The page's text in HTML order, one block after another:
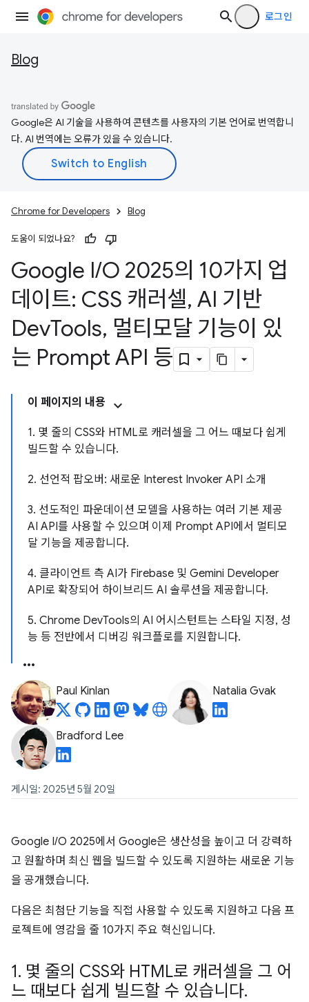
로그인
Blog
Google은 AI 기술을 사용하여 콘텐츠를 사용자의 기본 언어로 번역합니
다. AI 번역에는 오류가 있을 수 있습니다.
Chrome for Developers Blog
도움이 되었나요?
Google I/O 2025의 10가지 업
데이트: CSS 캐러셀, AI 기반
DevTools, 멀티모달 기능이 있
는 Prompt API 등
이 페이지의 내용
1. 몇 줄의 CSS와 HTML로 캐러셀을 그 어느 때보다 쉽게
빌드할 수 있습니다.
2. 선언적 팝오버: 새로운 Interest Invoker API 소개
3. 선도적인 파운데이션 모델을 사용하는 여러 기본 제공
AI API를 사용할 수 있으며 이제 Prompt API에서 멀티모
달 기능을 제공합니다.
4. 클라이언트 측 AI가 Firebase 및 Gemini Developer
API로 확장되어 하이브리드 AI 솔루션을 제공합니다.
5. Chrome DevTools의 AI 어시스턴트는 스타일 지정, 성
능 등 전반에서 디버깅 워크플로를 지원합니다.
Paul Kinlan Natalia Gvak
Bradford Lee
게시일: 2025년 5월 20일
Google I/O 2025에서 Google은 생산성을 높이고 더 강력하
고 원활하며 최신 웹을 빌드할 수 있도록 지원하는 새로운 기능
을 공개했습니다.
다음은 최첨단 기능을 직접 사용할 수 있도록 지원하고 다음 프
로젝트에 영감을 줄 10가지 주요 혁신입니다.
1. 몇 줄의 CSS와 HTML로 캐러셀을 그 어
느 때보다 쉽게 빌드할 수 있습니다.